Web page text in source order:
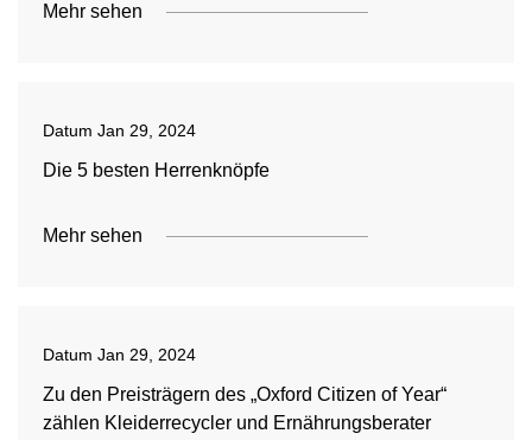
Mehr sehen
Datum Jan 29, 2024
Die 5 besten Herrenknöpfe
Mehr sehen
Datum Jan 29, 2024
Zu den Preisträgern des „Oxford Citizen of Year“
zählen Kleiderrecycler und Ernährungsberater